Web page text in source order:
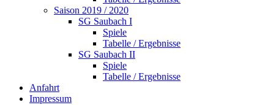
Saison 2019 / 2020
SG Saubach I
Spiele
Tabelle / Ergebnisse
SG Saubach II
Spiele
Tabelle / Ergebnisse
Anfahrt
Impressum